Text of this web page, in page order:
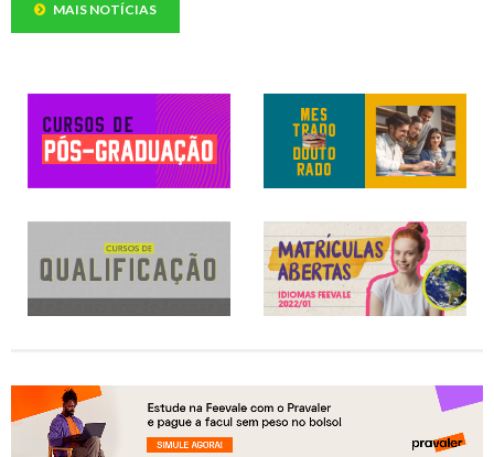
MAIS NOTÍCIAS